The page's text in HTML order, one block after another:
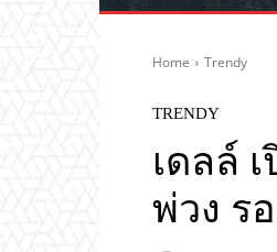
Home Trendy
TRENDY
เดลล์
พ่วง ร